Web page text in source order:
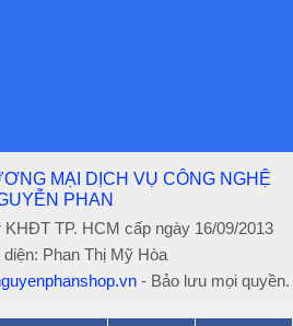
MẠI DỊCH VỤ CÔNG NGHỆ
PHAN
KHĐT TP. HCM cấp ngày 16/09/2013
Phan Thị Mỹ Hòa
- Bảo lưu mọi quyền.